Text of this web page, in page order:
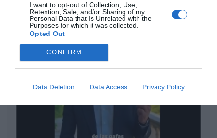
I want to opt-out of Collection, Use,
Retention, Sale, and/or Sharing of my
Personal Data that Is Unrelated with the
Purposes for which it was collected.
Opted Out
CONFIRM
Data Deletion Data Access Privacy Policy
Eulogio López
Argumentos